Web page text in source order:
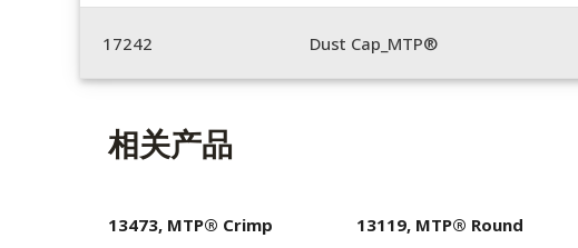
17242 Dust Cap_MTP®
相关产品
13473, MTP® Crimp
13119, MTP® Round